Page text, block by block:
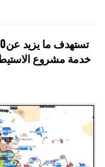
خدمة مشروع